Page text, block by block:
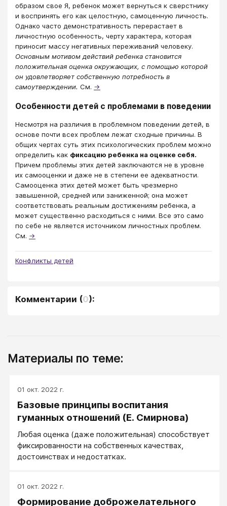
образом свое Я, ребенок может вернуться к сверстнику
и воспринять его как целостную, самоценную личность.
Однако часто демонстративность перерастает в
личностную особенность, черту характера, которая
приносит массу негативных переживаний человеку.
Основным мотивом действий ребенка становится
положительная оценка окружающих, с помощью которой
он удовлетворяет собственную потребность в
самоутверждении. См. →
Особенности детей с проблемами в поведении
Несмотря на различия в проблемном поведении детей, в
основе почти всех проблем лежат сходные причины. В
общих чертах суть этих психологических проблем можно
определить как фиксацию ребенка на оценке себя.
Причем проблемы этих детей заключаются не в уровне
их самооценки и даже не в степени ее адекватности.
Самооценка этих детей может быть чрезмерно
завышенной, средней или заниженной; она может
соответствовать реальным достижениям ребенка, а
может существенно расходиться с ними. Все это само
по себе не является источником личностных проблем.
См. →
Конфликты детей
Комментарии (0):
Материалы по теме:
01 окт. 2022 г.
Базовые принципы воспитания
гуманных отношений (Е. Смирнова)
Любая оценка (даже положительная) способствует
фиксированности на собственных качествах,
достоинствах и недостатках.
01 окт. 2022 г.
Формирование доброжелательного